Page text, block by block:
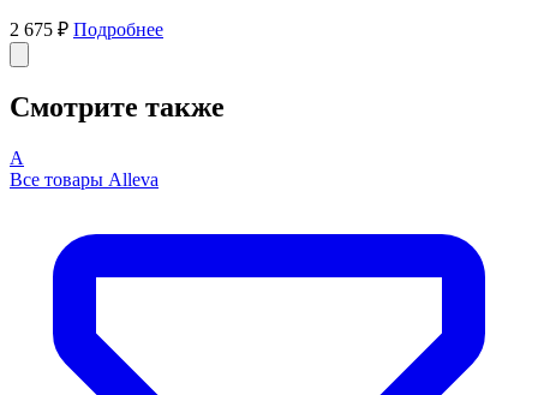
2 675 ₽ Подробнее
Смотрите также
A
Все товары Alleva